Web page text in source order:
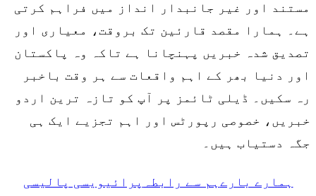
مستند اور غیر جانبدار انداز میں فراہم کرتی
ہے۔ ہمارا مقصد قارئین تک بروقت، معیاری اور
تصدیق شدہ خبریں پہنچانا ہے تاکہ وہ پاکستان
اور دنیا بھر کے اہم واقعات سے ہر وقت باخبر
رہ سکیں۔ ڈیلی ٹائمز پر آپ کو تازہ ترین اردو
خبریں، خصوصی رپورٹس اور اہم تجزیے ایک ہی
جگہ دستیاب ہیں۔
ہمارے بارے ہم سے رابطہ
پرائیویسی پالیسی